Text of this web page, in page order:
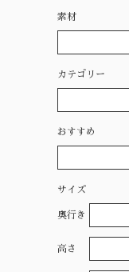
素材
カテゴリー
おすすめ
サイズ
奥行き
高さ